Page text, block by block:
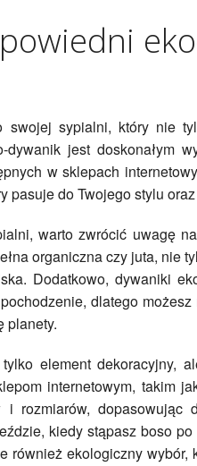
swojej sypialni, który nie
jest doskonałym
w sklepach
pasuje do Twojego stylu
warto zwrócić uwagę
organiczna czy juta, nie
Dodatkowo, dywaniki
dlatego
planety.
element dekoracyjny,
internetowym, takim
i rozmiarów,
kiedy stąpasz boso
również ekologiczny